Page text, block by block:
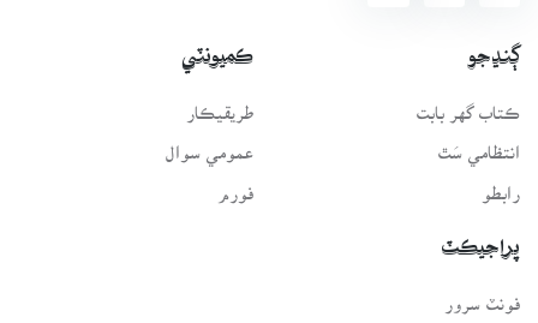
ڳنڍجو
ڪتاب گهر بابت
انتظامي سَٿ
رابطو
ڪميونٽي
طريقيڪار
عمومي سوال
فورم
پراجيڪٽ
فونٽ سرور